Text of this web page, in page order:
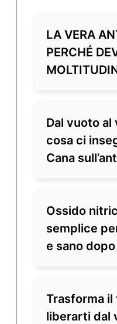
LA VERA
PERCHÉ
Dal vuoto al
cosa ci
Cana
Ossido
semplice
e sano
Trasforma il
liberarti dal